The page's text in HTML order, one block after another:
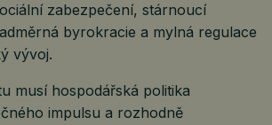
zabezpečení, stárnoucí
byrokracie a mylná regulace
vývoj.
musí hospodářská politika
impulsu a rozhodně